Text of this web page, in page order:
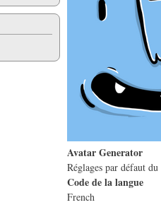
Avatar Generator
Réglages par défaut du
Code de la langue
French